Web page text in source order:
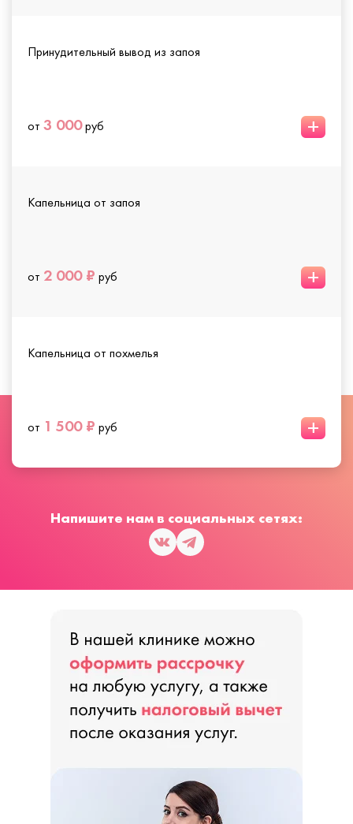
Принудительный вывод из запоя
от 3 000руб +
Капельница от запоя
от 2 000 ₽ руб +
Капельница от похмелья
от 1 500 ₽ руб +
Напишите нам в социальных сетях: